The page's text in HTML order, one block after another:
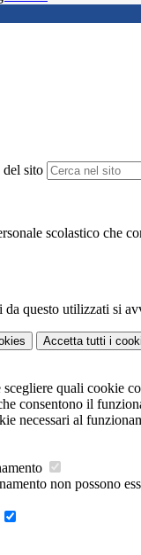
del sito
scolastico
questo utilizzati si
Accetta tutti i
quali cookie
consentono il
necessari al
non possono